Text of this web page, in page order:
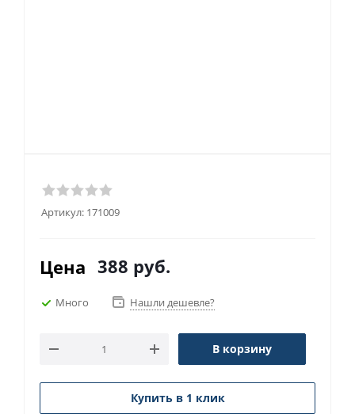
Артикул: 171009
Цена 388 руб.
Много Нашли дешевле?
В корзину
Купить в 1 клик